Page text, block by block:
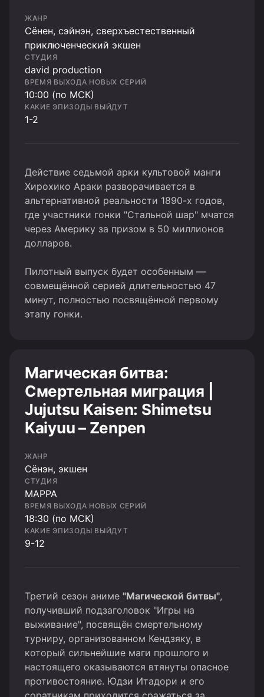
ЖАНР
Сёнен, сэйнэн, сверхъестественный
приключенческий экшен
СТУДИЯ
david production
ВРЕМЯ ВЫХОДА НОВЫХ СЕРИЙ
10:00 (по МСК)
КАКИЕ ЭПИЗОДЫ ВЫЙДУТ
1-2
Действие cедьмой арки культовой манги
Хирохико Араки разворачивается в
альтернативной реальности 1890-х годов,
где участники гонки "Стальной шар" мчатся
через Америку за призом в 50 миллионов
долларов.
Пилотный выпуск будет особенным —
совмещённой серией длительностью 47
минут, полностью посвящённой первому
этапу гонки.
Магическая битва:
Смертельная миграция |
Jujutsu Kaisen: Shimetsu
Kaiyuu – Zenpen
ЖАНР
Сёнэн, экшен
СТУДИЯ
MAPPA
ВРЕМЯ ВЫХОДА НОВЫХ СЕРИЙ
18:30 (по МСК)
КАКИЕ ЭПИЗОДЫ ВЫЙДУТ
9-12
Третий сезон аниме "Магической битвы",
получивший подзаголовок "Игры на
выживание", посвящён смертельному
турниру, организованном Кендзяку, в
который сильнейшие маги прошлого и
настоящего оказываются втянуты опасное
противостояние. Юдзи Итадори и его